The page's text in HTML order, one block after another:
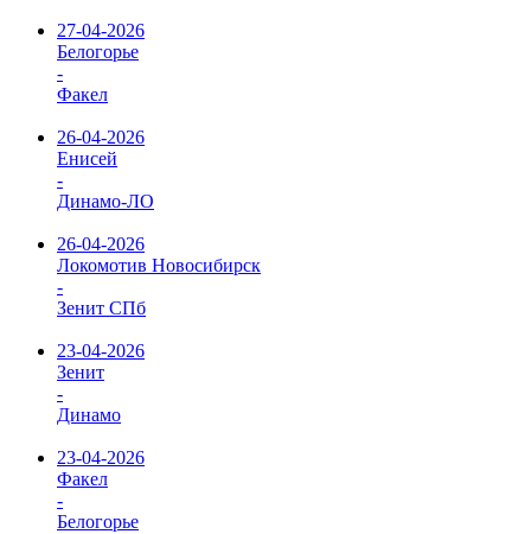
27-04-2026
Белогорье
-
Факел
26-04-2026
Енисей
-
Динамо-ЛО
26-04-2026
Локомотив Новосибирск
-
Зенит СПб
23-04-2026
Зенит
-
Динамо
23-04-2026
Факел
-
Белогорье